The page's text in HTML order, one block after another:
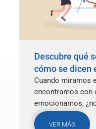
Descubre qué
cómo se dicen
Cuando miramos
encontramos con
emocionamos,
VER MÁS